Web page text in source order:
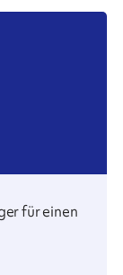
für einen